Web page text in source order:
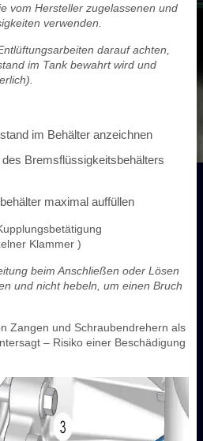
vom Hersteller zugelassenen und
verwenden.
darauf achten,
im Tank bewahrt wird und
im Behälter anzeichnen
Bremsflüssigkeitsbehälters
maximal auffüllen
Klammer )
beim Anschließen oder Lösen
und nicht hebeln, um einen Bruch
Zangen und Schraubendrehern als
– Risiko einer Beschädigung